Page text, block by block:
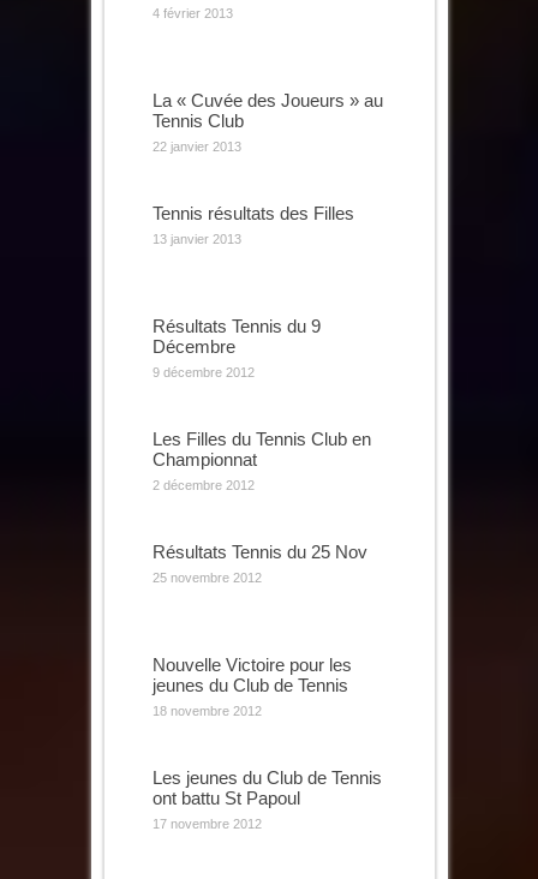
4 février 2013
La « Cuvée des Joueurs » au
Tennis Club
22 janvier 2013
Tennis résultats des Filles
13 janvier 2013
Résultats Tennis du 9
Décembre
9 décembre 2012
Les Filles du Tennis Club en
Championnat
2 décembre 2012
Résultats Tennis du 25 Nov
25 novembre 2012
Nouvelle Victoire pour les
jeunes du Club de Tennis
18 novembre 2012
Les jeunes du Club de Tennis
ont battu St Papoul
17 novembre 2012